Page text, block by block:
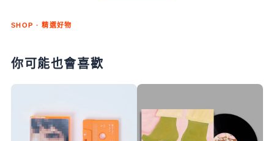
SHOP · 精選好物
你可能也會喜歡